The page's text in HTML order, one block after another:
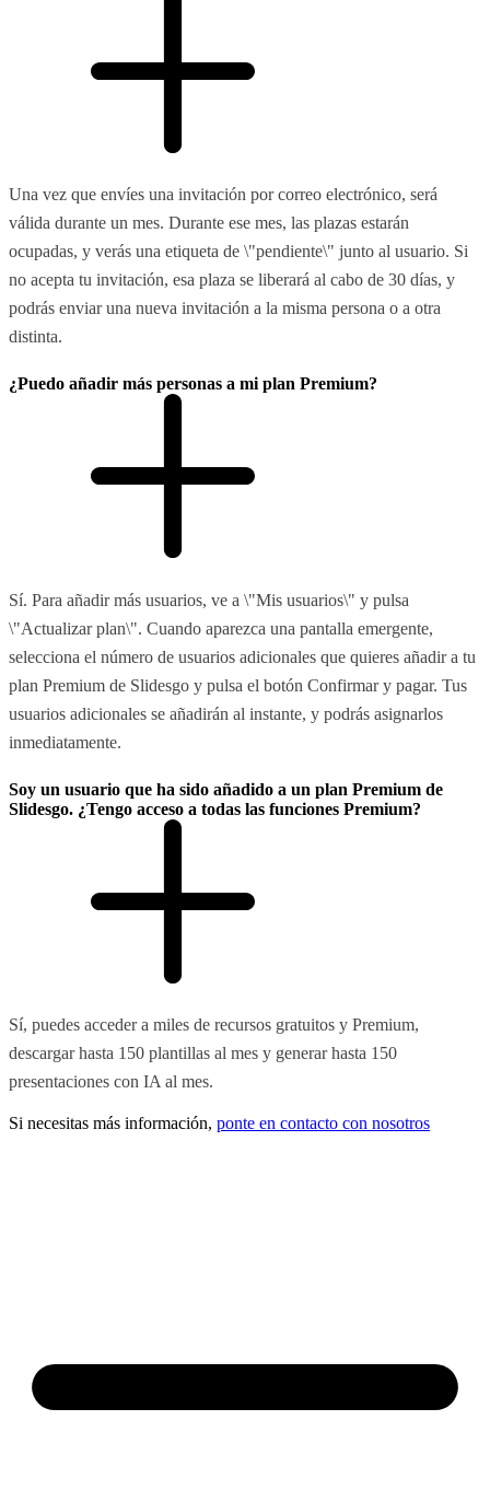
Una vez que envíes una invitación por correo electrónico, será
válida durante un mes. Durante ese mes, las plazas estarán
ocupadas, y verás una etiqueta de \"pendiente\" junto al usuario. Si
no acepta tu invitación, esa plaza se liberará al cabo de 30 días, y
podrás enviar una nueva invitación a la misma persona o a otra
distinta.
¿Puedo añadir más personas a mi plan Premium?
Sí. Para añadir más usuarios, ve a \"Mis usuarios\" y pulsa
\"Actualizar plan\". Cuando aparezca una pantalla emergente,
selecciona el número de usuarios adicionales que quieres añadir a tu
plan Premium de Slidesgo y pulsa el botón Confirmar y pagar. Tus
usuarios adicionales se añadirán al instante, y podrás asignarlos
inmediatamente.
Soy un usuario que ha sido añadido a un plan Premium de
Slidesgo. ¿Tengo acceso a todas las funciones Premium?
Sí, puedes acceder a miles de recursos gratuitos y Premium,
descargar hasta 150 plantillas al mes y generar hasta 150
presentaciones con IA al mes.
Si necesitas más información, ponte en contacto con nosotros